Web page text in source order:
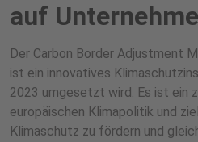
auf
Der Carbon Border Adjustment
ist ein innovatives
2023 umgesetzt wird. Es ist ein
europäischen Klimapolitik und
Klimaschutz zu fördern und